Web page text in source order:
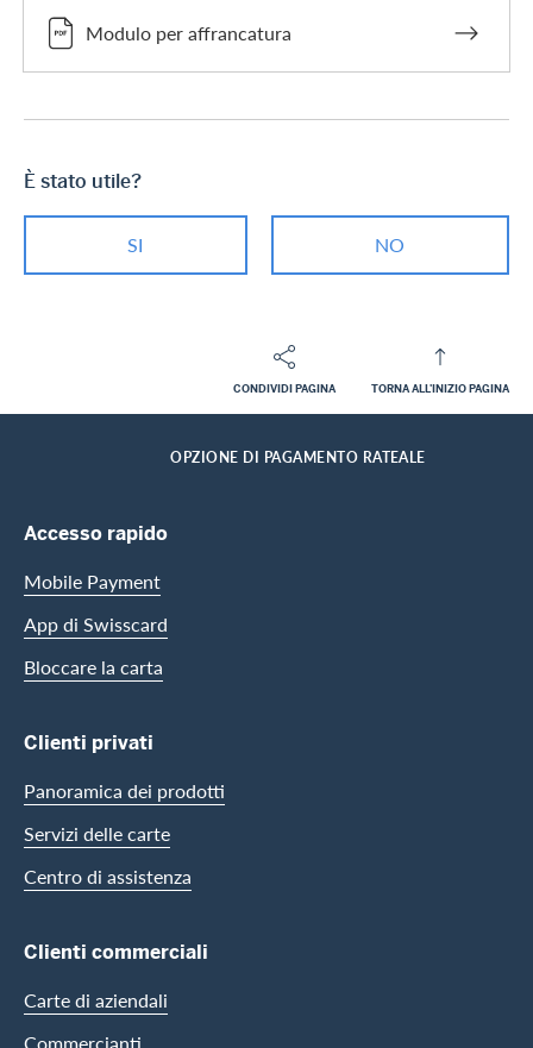
Modulo per affrancatura
È stato utile?
SI NO
CONDIVIDI PAGINA TORNA ALL'INIZIO PAGINA
Footer
OPZIONE DI PAGAMENTO RATEALE
Footer Navigation
Accesso rapido
Mobile Payment
App di Swisscard
Bloccare la carta
Clienti privati
Panoramica dei prodotti
Servizi delle carte
Centro di assistenza
Clienti commerciali
Carte di aziendali